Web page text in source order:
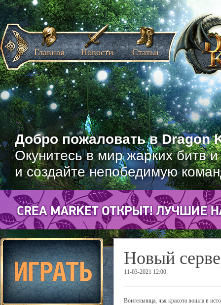
Добро пожаловать в Dragon
Окунитесь в мир жарких битв
и создайте непобедимую
Главная Новости Статьи
Новый
11-03-2021 12:00
Воительница, чья красота вошла в